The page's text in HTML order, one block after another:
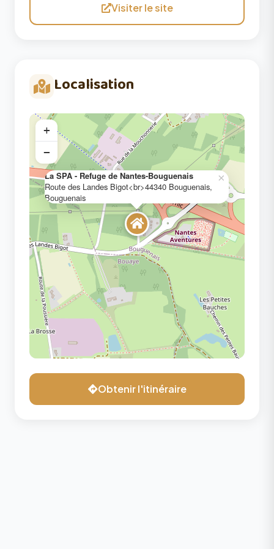
Visiter le site
Localisation
La SPA - Refuge de Nantes-Bouguenais
Route des Landes Bigot<br>44340 Bouguenais,
Bouguenais
×
+
−
Obtenir l'itinéraire